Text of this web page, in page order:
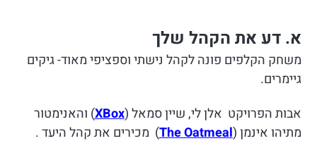
א. דע את הקהל שלך
משחק הקלפים פונה לקהל נישתי וספציפי מאוד- גיקים
גיימרים.
אבות הפרויקט אלן לי, שיין סמאל (XBox) והאנימטור
מתיהו אינמן (The Oatmeal) מכירים את קהל היעד .